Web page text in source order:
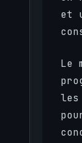
et
Le
les